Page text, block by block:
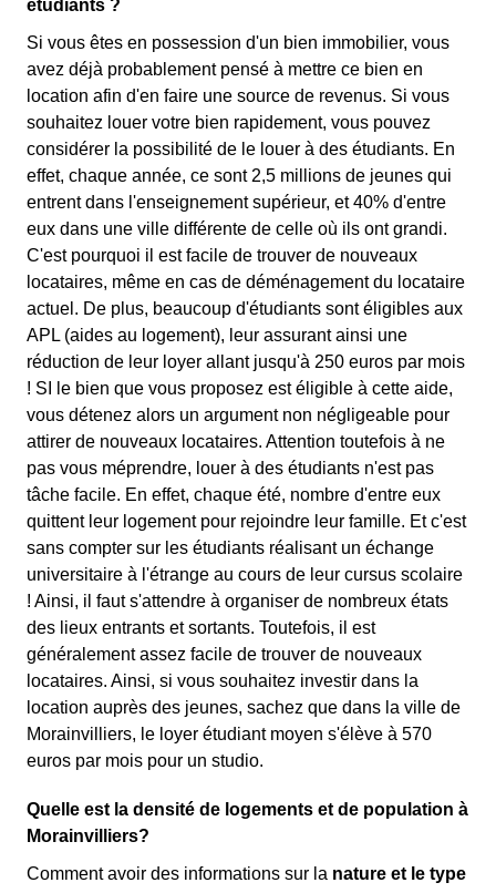
étudiants ?
Si vous êtes en possession d'un bien immobilier, vous
avez déjà probablement pensé à mettre ce bien en
location afin d'en faire une source de revenus. Si vous
souhaitez louer votre bien rapidement, vous pouvez
considérer la possibilité de le louer à des étudiants. En
effet, chaque année, ce sont 2,5 millions de jeunes qui
entrent dans l'enseignement supérieur, et 40% d'entre
eux dans une ville différente de celle où ils ont grandi.
C'est pourquoi il est facile de trouver de nouveaux
locataires, même en cas de déménagement du locataire
actuel. De plus, beaucoup d'étudiants sont éligibles aux
APL (aides au logement), leur assurant ainsi une
réduction de leur loyer allant jusqu'à 250 euros par mois
! SI le bien que vous proposez est éligible à cette aide,
vous détenez alors un argument non négligeable pour
attirer de nouveaux locataires. Attention toutefois à ne
pas vous méprendre, louer à des étudiants n'est pas
tâche facile. En effet, chaque été, nombre d'entre eux
quittent leur logement pour rejoindre leur famille. Et c'est
sans compter sur les étudiants réalisant un échange
universitaire à l'étrange au cours de leur cursus scolaire
! Ainsi, il faut s'attendre à organiser de nombreux états
des lieux entrants et sortants. Toutefois, il est
généralement assez facile de trouver de nouveaux
locataires. Ainsi, si vous souhaitez investir dans la
location auprès des jeunes, sachez que dans la ville de
Morainvilliers, le loyer étudiant moyen s'élève à 570
euros par mois pour un studio.
Quelle est la densité de logements et de population à
Morainvilliers?
Comment avoir des informations sur la nature et le type